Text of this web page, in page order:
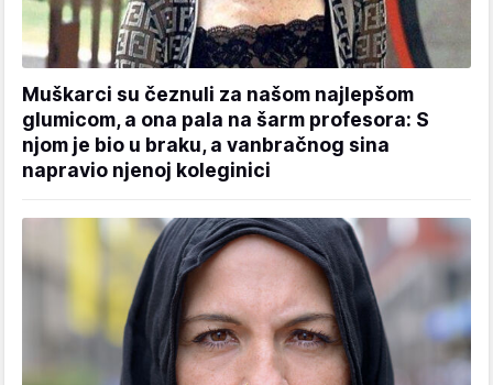
Muškarci su čeznuli za našom najlepšom
glumicom, a ona pala na šarm profesora: S
njom je bio u braku, a vanbračnog sina
napravio njenoj koleginici